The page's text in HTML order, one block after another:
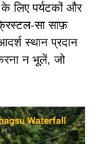
लिए पर्यटकों और
सा साफ़
स्थान प्रदान
न भूलें, जो